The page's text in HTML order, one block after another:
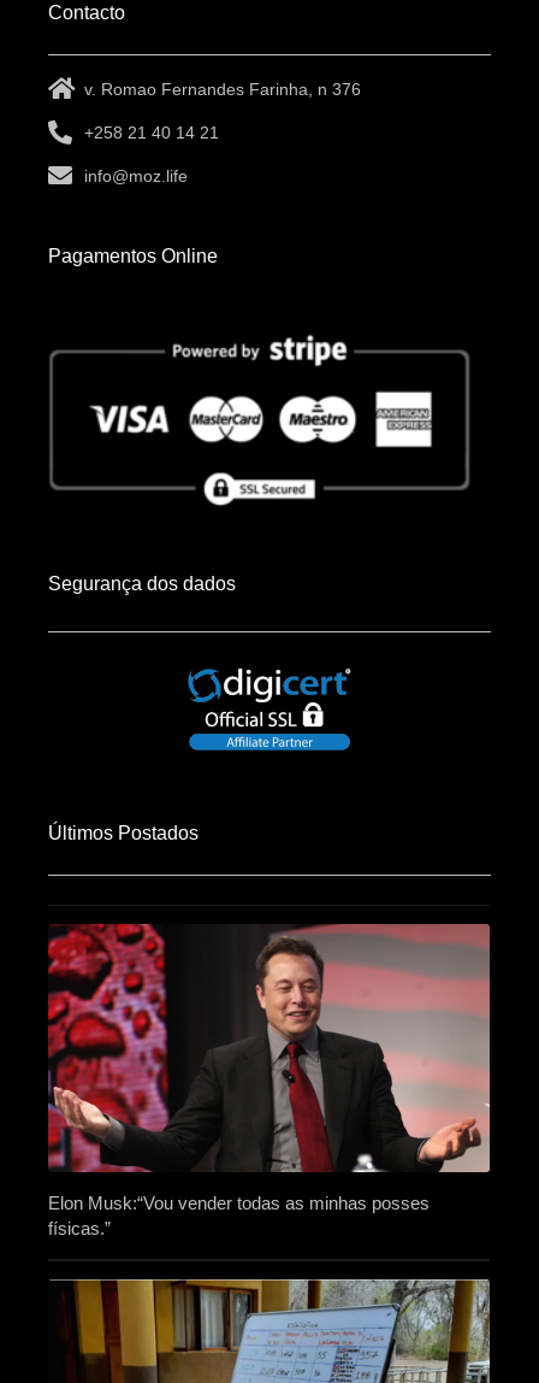
Contacto
v. Romao Fernandes Farinha, n 376
+258 21 40 14 21
info@moz.life
Pagamentos Online
Segurança dos dados
Últimos Postados
Elon Musk:“Vou vender todas as minhas posses
físicas.”